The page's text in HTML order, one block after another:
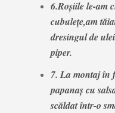
6.Roșiile le-am
cubulețe,am
dresingul de
piper.
7. La montaj în
papanaș cu
scăldat într-o